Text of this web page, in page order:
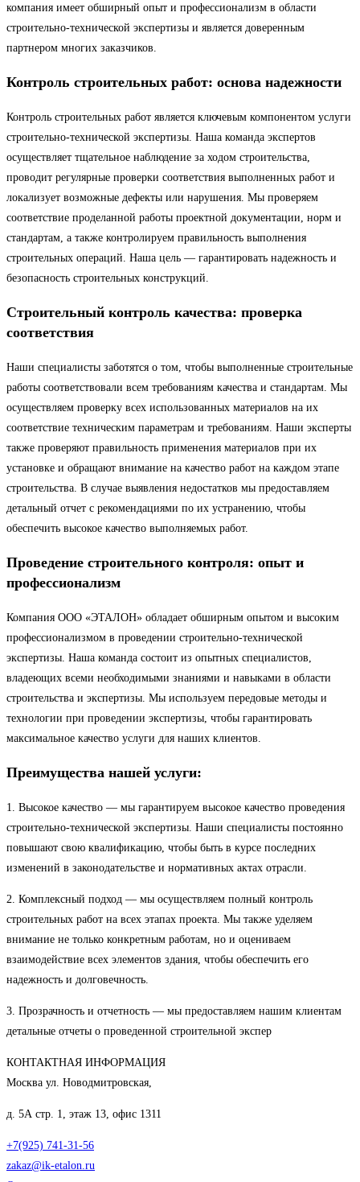
компания имеет обширный опыт и профессионализм в области
строительно-технической экспертизы и является доверенным
партнером многих заказчиков.
Контроль строительных работ: основа надежности
Контроль строительных работ является ключевым компонентом услуги
строительно-технической экспертизы. Наша команда экспертов
осуществляет тщательное наблюдение за ходом строительства,
проводит регулярные проверки соответствия выполненных работ и
локализует возможные дефекты или нарушения. Мы проверяем
соответствие проделанной работы проектной документации, норм и
стандартам, а также контролируем правильность выполнения
строительных операций. Наша цель — гарантировать надежность и
безопасность строительных конструкций.
Строительный контроль качества: проверка
соответствия
Наши специалисты заботятся о том, чтобы выполненные строительные
работы соответствовали всем требованиям качества и стандартам. Мы
осуществляем проверку всех использованных материалов на их
соответствие техническим параметрам и требованиям. Наши эксперты
также проверяют правильность применения материалов при их
установке и обращают внимание на качество работ на каждом этапе
строительства. В случае выявления недостатков мы предоставляем
детальный отчет с рекомендациями по их устранению, чтобы
обеспечить высокое качество выполняемых работ.
Проведение строительного контроля: опыт и
профессионализм
Компания ООО «ЭТАЛОН» обладает обширным опытом и высоким
профессионализмом в проведении строительно-технической
экспертизы. Наша команда состоит из опытных специалистов,
владеющих всеми необходимыми знаниями и навыками в области
строительства и экспертизы. Мы используем передовые методы и
технологии при проведении экспертизы, чтобы гарантировать
максимальное качество услуги для наших клиентов.
Преимущества нашей услуги:
1. Высокое качество — мы гарантируем высокое качество проведения
строительно-технической экспертизы. Наши специалисты постоянно
повышают свою квалификацию, чтобы быть в курсе последних
изменений в законодательстве и нормативных актах отрасли.
2. Комплексный подход — мы осуществляем полный контроль
строительных работ на всех этапах проекта. Мы также уделяем
внимание не только конкретным работам, но и оцениваем
взаимодействие всех элементов здания, чтобы обеспечить его
надежность и долговечность.
3. Прозрачность и отчетность — мы предоставляем нашим клиентам
детальные отчеты о проведенной строительной экспер
КОНТАКТНАЯ ИНФОРМАЦИЯ
Москва ул. Новодмитровская,
д. 5А стр. 1, этаж 13, офис 1311
+7(925) 741-31-56
zakaz@ik-etalon.ru